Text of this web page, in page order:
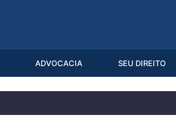
ADVOCACIA SEU DIREITO